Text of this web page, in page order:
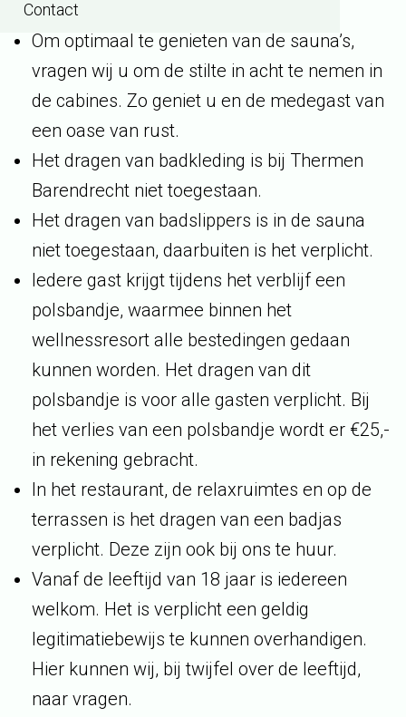
Contact
Om optimaal te genieten van de sauna’s,
vragen wij u om de stilte in acht te nemen in
de cabines. Zo geniet u en de medegast van
een oase van rust.
Het dragen van badkleding is bij Thermen
Barendrecht niet toegestaan.
Het dragen van badslippers is in de sauna
niet toegestaan, daarbuiten is het verplicht.
Iedere gast krijgt tijdens het verblijf een
polsbandje, waarmee binnen het
wellnessresort alle bestedingen gedaan
kunnen worden. Het dragen van dit
polsbandje is voor alle gasten verplicht. Bij
het verlies van een polsbandje wordt er €25,-
in rekening gebracht.
In het restaurant, de relaxruimtes en op de
terrassen is het dragen van een badjas
verplicht. Deze zijn ook bij ons te huur.
Vanaf de leeftijd van 18 jaar is iedereen
welkom. Het is verplicht een geldig
legitimatiebewijs te kunnen overhandigen.
Hier kunnen wij, bij twijfel over de leeftijd,
naar vragen.